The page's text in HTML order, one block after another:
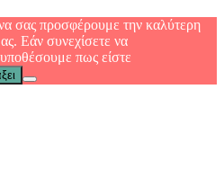
σας προσφέρουμε την καλύτερη
Εάν συνεχίσετε να
πως είστε